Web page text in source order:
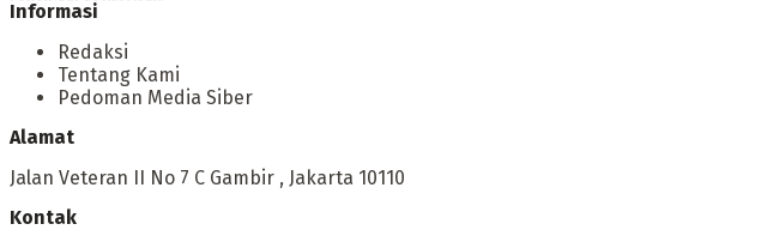
Informasi
Redaksi
Tentang Kami
Pedoman Media Siber
Alamat
Jalan Veteran II No 7 C Gambir , Jakarta 10110
Kontak